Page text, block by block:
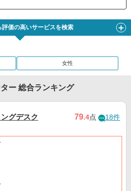
評価の高いサービスを検索
女性
ー 総合ランキング
グデスク 79.4点 18件